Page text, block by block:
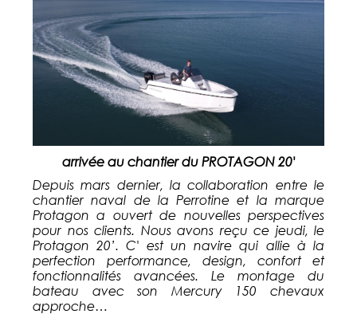
arrivée au chantier du PROTAGON 20'
Depuis mars dernier, la collaboration entre le
chantier naval de la Perrotine et la marque
Protagon a ouvert de nouvelles perspectives
pour nos clients. Nous avons reçu ce jeudi, le
Protagon 20’. C' est un navire qui allie à la
perfection performance, design, confort et
fonctionnalités avancées. Le montage du
bateau avec son Mercury 150 chevaux
approche…